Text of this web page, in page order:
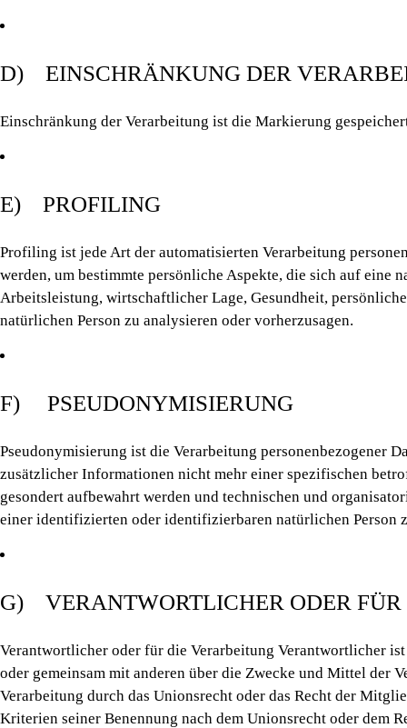
D) EINSCHRÄNKUNG DER
Einschränkung der Verarbeitung ist die Markierung
E) PROFILING
Profiling ist jede Art der automatisierten Verarbeitung
werden, um bestimmte persönliche Aspekte, die sich auf eine
Arbeitsleistung, wirtschaftlicher Lage, Gesundheit,
natürlichen Person zu analysieren oder vorherzusagen.
F) PSEUDONYMISIERUNG
Pseudonymisierung ist die Verarbeitung personenbezogener
zusätzlicher Informationen nicht mehr einer spezifischen
gesondert aufbewahrt werden und technischen und
einer identifizierten oder identifizierbaren natürlichen Person
G) VERANTWORTLICHER ODER
Verantwortlicher oder für die Verarbeitung Verantwortlicher
oder gemeinsam mit anderen über die Zwecke und Mittel der
Verarbeitung durch das Unionsrecht oder das Recht der
Kriterien seiner Benennung nach dem Unionsrecht oder dem